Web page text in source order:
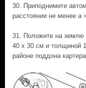
30. Приподнимите
расстоянии не менее а
31. Положите на землю
40 х 30 см и толщиной
районе поддона